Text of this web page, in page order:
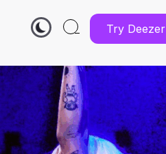
Try Deezer